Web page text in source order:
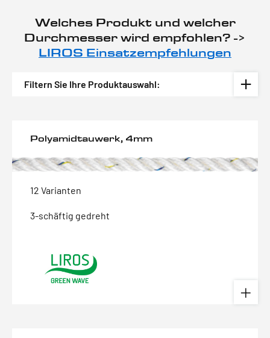
Welches Produkt und welcher
Durchmesser wird empfohlen? ->
LIROS Einsatzempfehlungen
Filtern Sie Ihre Produktauswahl:
Polyamidtauwerk, 4mm
12 Varianten
3-schäftig gedreht